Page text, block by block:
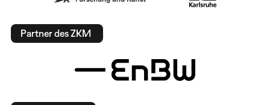
Partner des ZKM